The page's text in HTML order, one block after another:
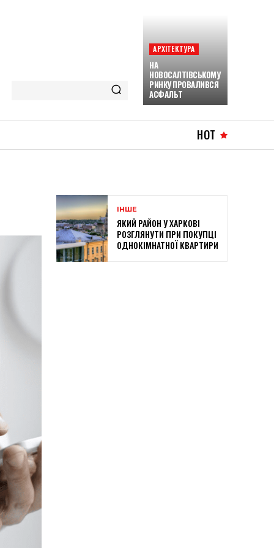
АРХІТЕКТУРА
НА
НОВОСАЛТІВСЬКОМУ
РИНКУ ПРОВАЛИВСЯ
АСФАЛЬТ
HOT
ІНШЕ
ЯКИЙ РАЙОН У ХАРКОВІ
РОЗГЛЯНУТИ ПРИ ПОКУПЦІ
ОДНОКІМНАТНОЇ КВАРТИРИ